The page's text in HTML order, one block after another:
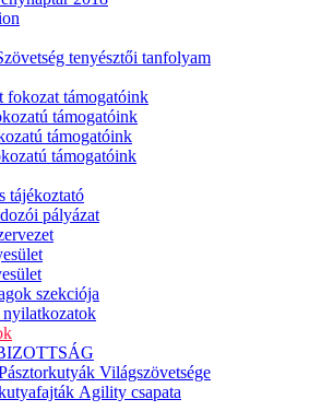
tenyésztői tanfolyam
fokozat támogatóink
támogatóink
támogatóink
támogatóink
tájékoztató
pályázat
szekciója
nyilatkozatok
Világszövetsége
Agility csapata